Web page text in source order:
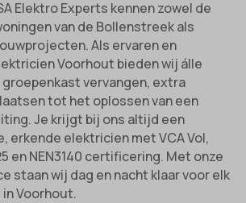
Elektro Experts kennen zowel de
van de Bollenstreek als
Als ervaren en
Voorhout bieden wij álle
vervangen, extra
tot het oplossen van een
Je krijgt bij ons altijd een
erkende elektricien met VCA Vol,
en NEN3140 certificering. Met onze
staan wij dag en nacht klaar voor elk
Voorhout.